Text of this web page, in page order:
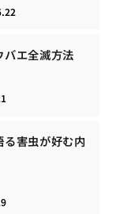
エ全滅方法
害虫が好む内